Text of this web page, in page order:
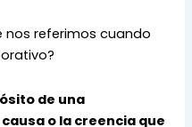
nos referimos cuando
de una
o la creencia que